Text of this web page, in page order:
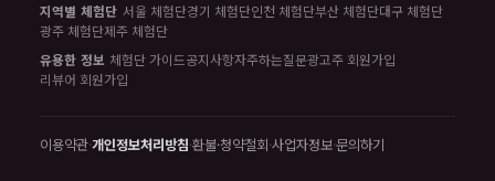
지역별 체험단 서울 체험단경기 체험단인천 체험단부산 체험단대구 체험단
광주 체험단제주 체험단
유용한 정보 체험단 가이드공지사항자주하는질문광고주 회원가입
리뷰어 회원가입
이용약관·개인정보처리방침·환불·청약철회·사업자정보·문의하기